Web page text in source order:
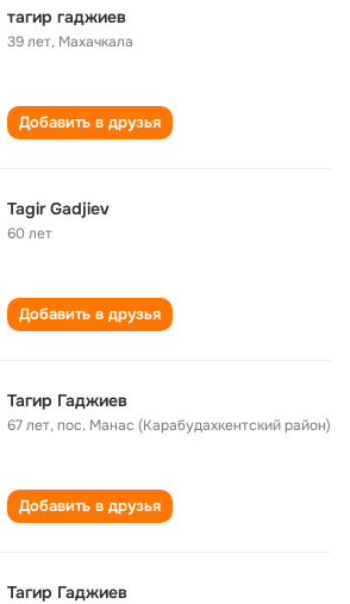
тагир гаджиев
39 лет, Махачкала
Добавить в друзья
Tagir Gadjiev
60 лет
Добавить в друзья
Тагир Гаджиев
67 лет,пос. Манас (Карабудахкентский район)
Добавить в друзья
Тагир Гаджиев